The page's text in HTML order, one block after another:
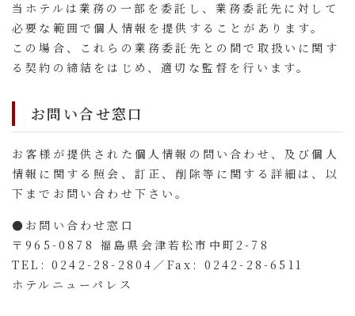
当ホテルは業務の一部を委託し、業務委託先に対して
必要な範囲で個人情報を提供することがあります。
この場合、これらの業務委託先との間で取扱いに関す
る契約の締結をはじめ、適切な監督を行います。
お問い合せ窓口
お客様が提供された個人情報の問い合わせ、及び個人
情報に関する照会、訂正、削除等に関する詳細は、以
下までお問い合わせ下さい。
●お問い合わせ窓口
〒965-0878 福島県会津若松市中町2-78
TEL: 0242-28-2804 ／Fax: 0242-28-6511
ホテルニューパレス